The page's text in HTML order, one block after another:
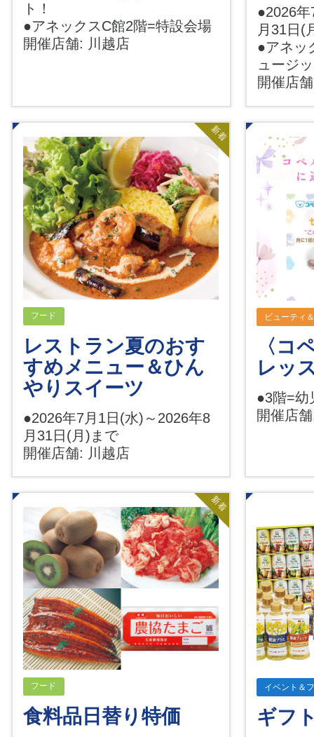
ト！
●アネックスC館2階=特設会場
開催店舗: 川越店
●2026
月31日(
●アネッ
ュージ
開催店
新着
フード
レストラン夏のおす
すめメニュー＆ひん
やりスイーツ
●2026年7月1日(水)～2026年8
月31日(月)まで
開催店舗: 川越店
ビューティ
〈コ
レッ
●3階=
開催店
新着
フード
食料品日替り特価
イベント＆
ギフ